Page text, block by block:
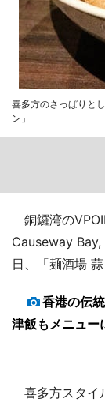
喜多方のさっぱりと
ン」
銅鑼湾の
Causeway
日、「麺酒場
香港の伝
津飯もメニュー
喜多方スタイ